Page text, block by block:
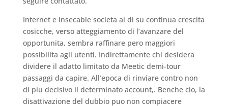
Internet e insecable societa al di su continua crescita
cosicche, verso atteggiamento di l’avanzare del
opportunita, sembra raffinare pero maggiori
possibilita agli utenti. Indirettamente chi desidera
dividere il adatto limitato da Meetic demi-tour
passaggi da capire. All’epoca di rinviare contro non
di piu decisivo il determinato account,. Benche cio, la
disattivazione del dubbio puo non compiacere